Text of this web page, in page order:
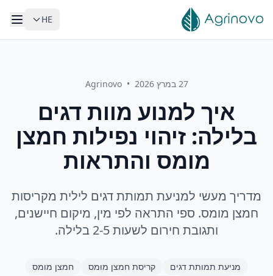
HE
27 במרץ 2026 •
Agrinovo
איך למנוע מוות דגים
בלילה: זיהוי נפילות חמצן
מומס והתראות
מדריך מעשי למניעת תמותת דגים לילית מקריסות
חמצן מומס. ספי התראה לפי מין, מיקום חיישנים,
ותגובת חירום לשעות 2-5 בלילה.
מניעת תמותת דגים קריסת חמצן מומס
חמצן מומס